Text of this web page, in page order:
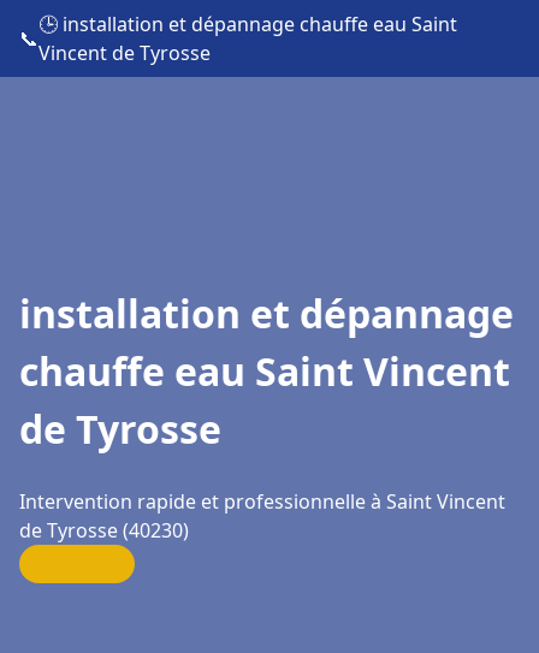
📞
🕒 installation et dépannage chauffe eau Saint
Vincent de Tyrosse
installation et dépannage
chauffe eau Saint Vincent
de Tyrosse
Intervention rapide et professionnelle à Saint Vincent
de Tyrosse (40230)